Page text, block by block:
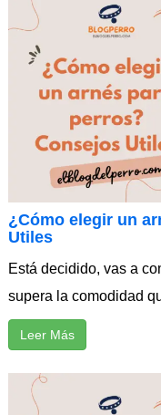
¿Cómo elegir un
Utiles
Está decidido, vas a
supera la comodidad
Leer Más